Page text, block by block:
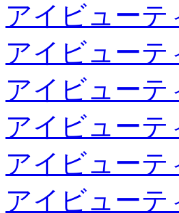
アイビュー
アイビュー
アイビュー
アイビュー
アイビュー
アイビュー